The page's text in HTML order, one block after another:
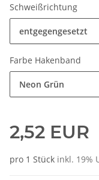
Schweißrichtung
entgegengesetzt
Farbe Hakenband
Neon Grün
2,52 EUR
pro 1 Stück inkl. 19%